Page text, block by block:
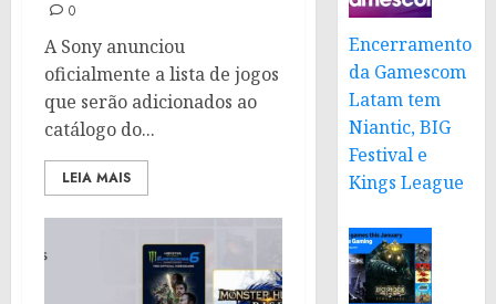
0
A Sony anunciou
oficialmente a lista de jogos
que serão adicionados ao
catálogo do...
LEIA MAIS
Encerramento
da Gamescom
Latam tem
Niantic, BIG
Festival e
Kings League